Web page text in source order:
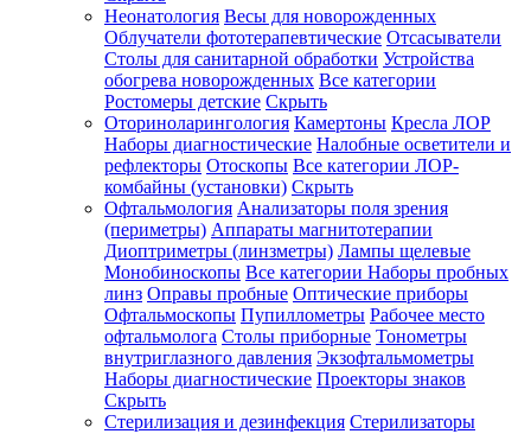
Неонатология Весы для новорожденных
Облучатели фототерапевтические Отсасыватели
Столы для санитарной обработки Устройства
обогрева новорожденных Все категории
Ростомеры детские Скрыть
Оториноларингология Камертоны Кресла ЛОР
Наборы диагностические Налобные осветители и
рефлекторы Отоскопы Все категории ЛОР-
комбайны (установки) Скрыть
Офтальмология Анализаторы поля зрения
(периметры) Аппараты магнитотерапии
Диоптриметры (линзметры) Лампы щелевые
Монобиноскопы Все категории Наборы пробных
линз Оправы пробные Оптические приборы
Офтальмоскопы Пупиллометры Рабочее место
офтальмолога Столы приборные Тонометры
внутриглазного давления Экзофтальмометры
Наборы диагностические Проекторы знаков
Скрыть
Стерилизация и дезинфекция Стерилизаторы